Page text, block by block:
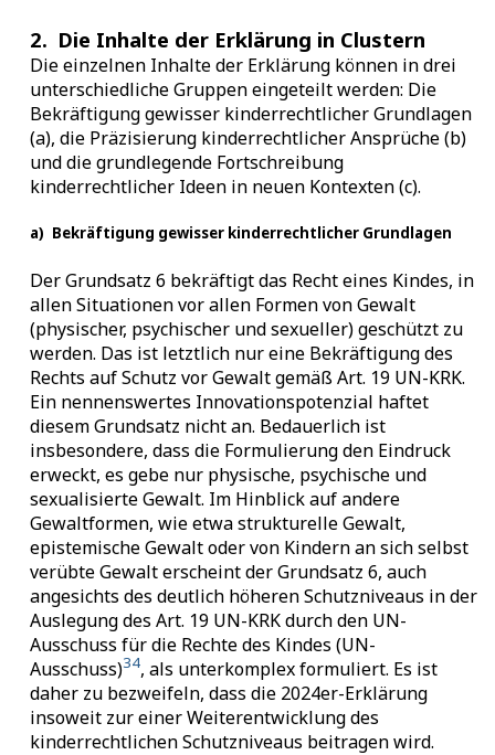
2. Die Inhalte der Erklärung in Clustern
Die einzelnen Inhalte der Erklärung können in drei
unterschiedliche Gruppen eingeteilt werden: Die
Bekräftigung gewisser kinderrechtlicher Grundlagen
(a), die Präzisierung kinderrechtlicher Ansprüche (b)
und die grundlegende Fortschreibung
kinderrechtlicher Ideen in neuen Kontexten (c).
a) Bekräftigung gewisser kinderrechtlicher Grundlagen
Der Grundsatz 6 bekräftigt das Recht eines Kindes, in
allen Situationen vor allen Formen von Gewalt
(physischer, psychischer und sexueller) geschützt zu
werden. Das ist letztlich nur eine Bekräftigung des
Rechts auf Schutz vor Gewalt gemäß Art. 19 UN-KRK.
Ein nennenswertes Innovationspotenzial haftet
diesem Grundsatz nicht an. Bedauerlich ist
insbesondere, dass die Formulierung den Eindruck
erweckt, es gebe nur physische, psychische und
sexualisierte Gewalt. Im Hinblick auf andere
Gewaltformen, wie etwa strukturelle Gewalt,
epistemische Gewalt oder von Kindern an sich selbst
verübte Gewalt erscheint der Grundsatz 6, auch
angesichts des deutlich höheren Schutzniveaus in der
Auslegung des Art. 19 UN-KRK durch den UN-
Ausschuss für die Rechte des Kindes (UN-
Ausschuss)34, als unterkomplex formuliert. Es ist
daher zu bezweifeln, dass die 2024er-Erklärung
insoweit zur einer Weiterentwicklung des
kinderrechtlichen Schutzniveaus beitragen wird.